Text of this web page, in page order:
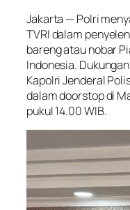
Jakarta — Polri
TVRI dalam
bareng atau nobar
Indonesia.
Kapolri Jenderal
dalam doorstop di
pukul 14.00 WIB.